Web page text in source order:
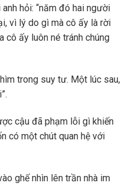
hỏi: “năm đó hai người
vì lý do gì mà cô ấy là rời
cô ấy luôn né tránh chúng
trong suy tư. Một lúc sau,
cậu đã phạm lỗi gì khiến
có một chút quan hệ với
ghế nhìn lên trần nhà im